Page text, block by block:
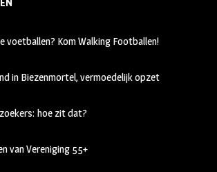
voetballen? Kom Walking Footballen!
in Biezenmortel, vermoedelijk opzet
hoe zit dat?
van Vereniging 55+